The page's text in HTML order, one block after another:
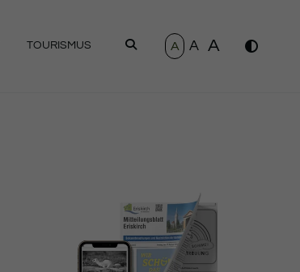
TOURISMUS SUCHEN
A A A